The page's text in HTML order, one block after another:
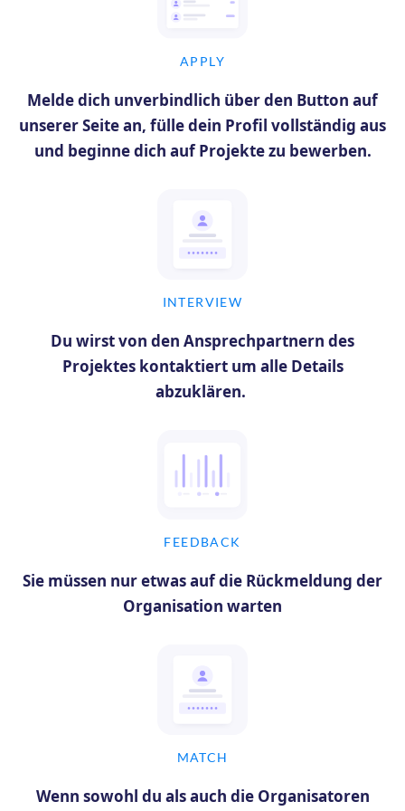
APPLY
Melde dich unverbindlich über den Button auf
unserer Seite an, fülle dein Profil vollständig aus
und beginne dich auf Projekte zu bewerben.
INTERVIEW
Du wirst von den Ansprechpartnern des
Projektes kontaktiert um alle Details
abzuklären.
FEEDBACK
Sie müssen nur etwas auf die Rückmeldung der
Organisation warten
MATCH
Wenn sowohl du als auch die Organisatoren